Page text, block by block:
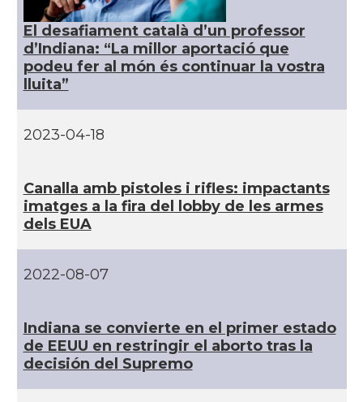
CAMON Catalans a Houston - Texas
CAMON
CAMON
CAMON Catalans a IRVINE
CAMON
CAMON
CAMON Catalans a Las Vegas
CAMON Catalans a Los Angeles
El desafiament català d’un professor
d’Indiana: “La millor aportació que
podeu fer al món és continuar la vostra
lluita”
2023-04-18
Canalla amb pistoles i rifles: impactants
imatges a la fira del lobby de les armes
dels EUA
2022-08-07
Indiana se convierte en el primer estado
de EEUU en restringir el aborto tras la
decisión del Supremo